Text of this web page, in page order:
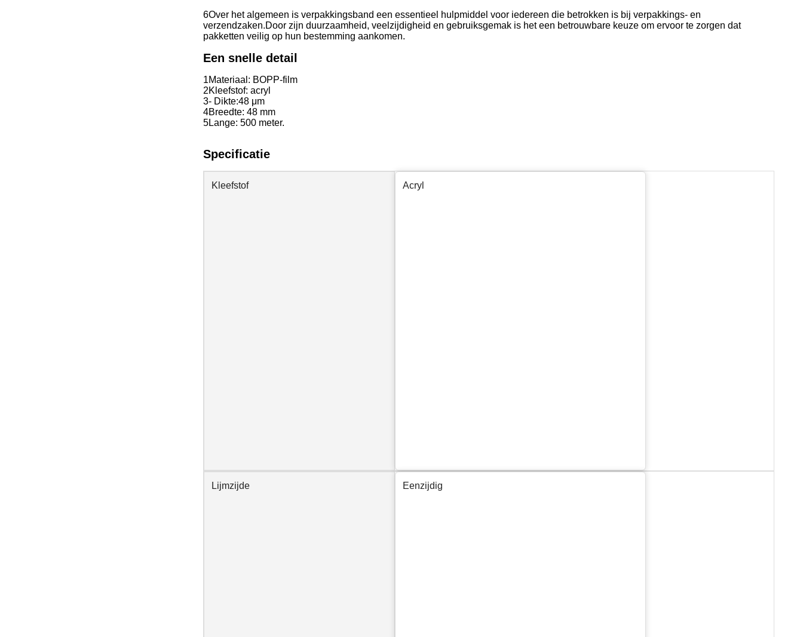
6Over het algemeen is verpakkingsband een essentieel hulpmiddel voor iedereen die betrokken is bij verpakkings- en
verzendzaken.Door zijn duurzaamheid, veelzijdigheid en gebruiksgemak is het een betrouwbare keuze om ervoor te zorgen dat
pakketten veilig op hun bestemming aankomen.
Een snelle detail
1Materiaal: BOPP-film
2Kleefstof: acryl
3- Dikte:48 μm
4Breedte: 48 mm
5Lange: 500 meter.
Specificatie
Kleefstof Acryl
Lijmzijde Eenzijdig